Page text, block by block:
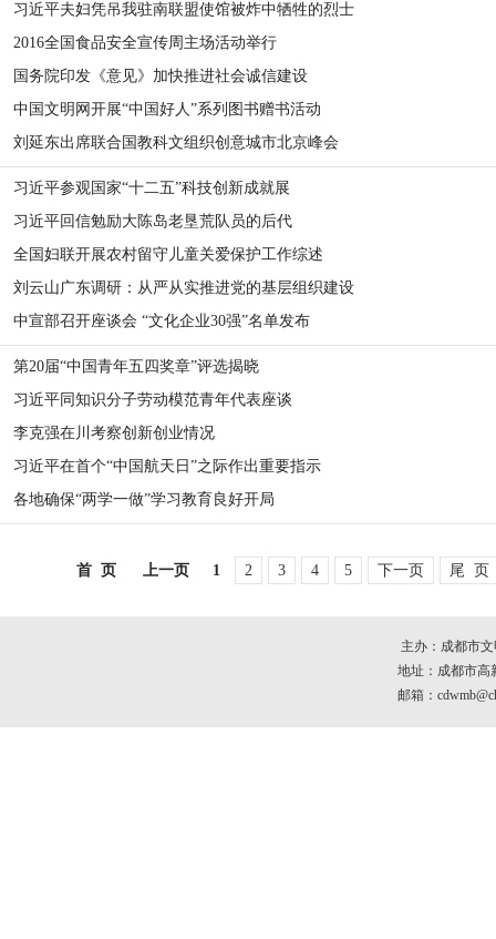
习近平夫妇凭吊我驻南联盟使馆被炸中牺牲的烈士
2016全国食品安全宣传周主场活动举行
国务院印发《意见》加快推进社会诚信建设
中国文明网开展“中国好人”系列图书赠书活动
刘延东出席联合国教科文组织创意城市北京峰会
习近平参观国家“十二五”科技创新成就展
习近平回信勉励大陈岛老垦荒队员的后代
全国妇联开展农村留守儿童关爱保护工作综述
刘云山广东调研：从严从实推进党的基层组织建设
中宣部召开座谈会 “文化企业30强”名单发布
第20届“中国青年五四奖章”评选揭晓
习近平同知识分子劳动模范青年代表座谈
李克强在川考察创新创业情况
习近平在首个“中国航天日”之际作出重要指示
各地确保“两学一做”学习教育良好开局
首 页 上一页 1 2 3 4 5 下一页 尾 页
主办：成都市
地址：成都市高
邮箱：